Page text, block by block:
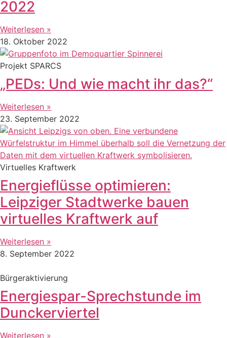
2022
Weiterlesen »
18. Oktober 2022
Projekt SPARCS
„PEDs: Und wie macht ihr das?“
Weiterlesen »
23. September 2022
Virtuelles Kraftwerk
Energieflüsse optimieren:
Leipziger Stadtwerke bauen
virtuelles Kraftwerk auf
Weiterlesen »
8. September 2022
Bürgeraktivierung
Energiespar-Sprechstunde im
Dunckerviertel
Weiterlesen »